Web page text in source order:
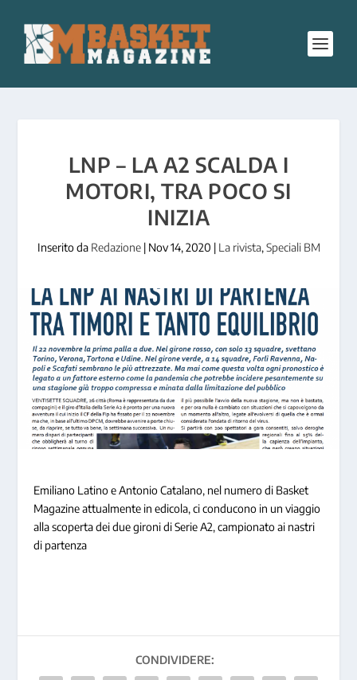
LNP – LA A2 SCALDA I
MOTORI, TRA POCO SI
INIZIA
Inserito da Redazione| Nov 14, 2020 | La rivista, Speciali BM
Emiliano Latino e Antonio Catalano, nel numero di Basket
Magazine attualmente in edicola, ci conducono in un viaggio
alla scoperta dei due gironi di Serie A2, campionato ai nastri
di partenza
CONDIVIDERE: